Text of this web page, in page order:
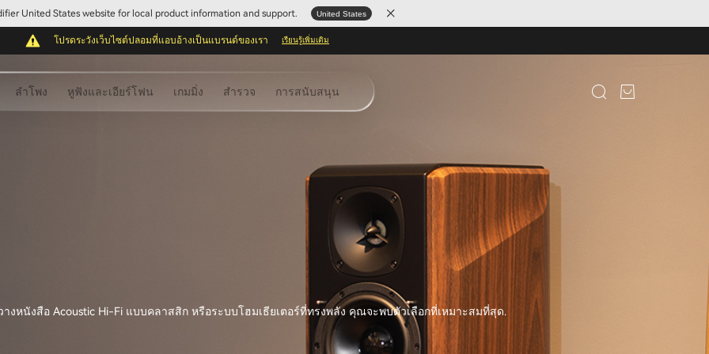
United States website for local product information and support. United States
โปรดระวังเว็บไซต์ปลอมที่แอบอ้างเป็นแบรนด์ของเรา เรียนรู้เพิ่มเติม
ลำโพง หูฟังและเอียร์โฟน เกมมิ่ง สำรวจ การสนับสนุน
หนังสือ Acoustic Hi-Fi แบบคลาสสิก หรือระบบโฮมเธียเตอร์ที่ทรงพลัง คุณจะพบตัวเลือกที่เหมาะสมที่สุด.